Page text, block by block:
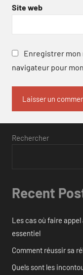
Site web
Enregistrer mon
navigateur pour
Rechercher
Recent
Les cas où faire
essentiel
Comment réussir sa
Quels sont les